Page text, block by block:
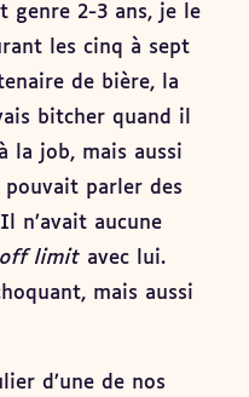
genre 2-3 ans, je le
les cinq à sept
de bière, la
bitcher quand il
la job, mais aussi
pouvait parler des
n’avait aucune
off limitavec lui.
mais aussi
d’une de nos